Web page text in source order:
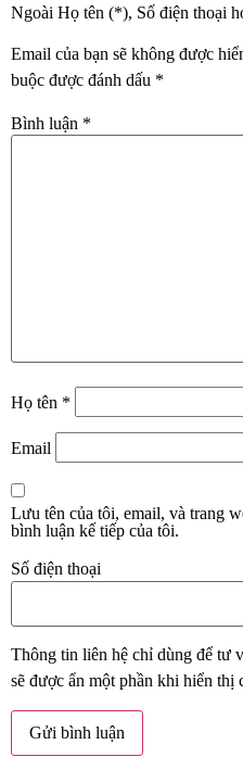
Ngoài Họ tên (*), Số điện thoại
Email của bạn sẽ không được
buộc được đánh dấu *
Bình luận *
Họ tên *
Email
Lưu tên của tôi, email, và trang
bình luận kế tiếp của tôi.
Số điện thoại
Thông tin liên hệ chỉ dùng để tư
sẽ được ẩn một phần khi hiển thị